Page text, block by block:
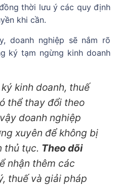
thời lưu ý các quy định
khi cần.
doanh nghiệp sẽ nắm rõ
ký tạm ngừng kinh doanh
kinh doanh, thuế
thể thay đổi theo
doanh nghiệp
xuyên để không bị
thủ tục. Theo dõi
nhận thêm các
thuế và giải pháp